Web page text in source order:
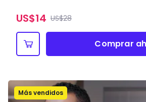
US$14 US$28
Comprar
Más vendidos